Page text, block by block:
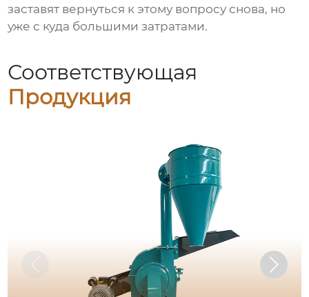
заставят вернуться к этому вопросу снова, но
уже с куда большими затратами.
Соответствующая
Продукция